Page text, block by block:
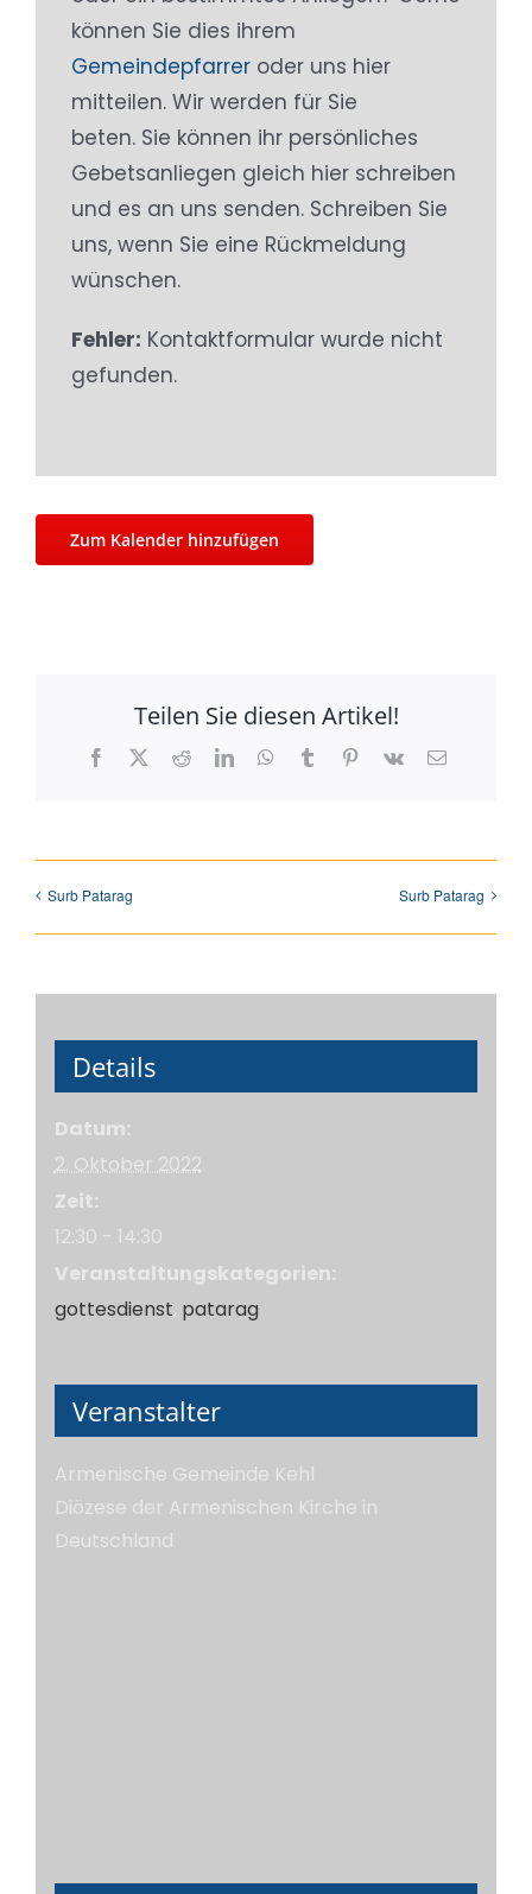
können Sie dies ihrem
Gemeindepfarrer oder uns hier
mitteilen. Wir werden für Sie
beten. Sie können ihr persönliches
Gebetsanliegen gleich hier schreiben
und es an uns senden. Schreiben Sie
uns, wenn Sie eine Rückmeldung
wünschen.
Fehler: Kontaktformular wurde nicht
gefunden.
Zum Kalender hinzufügen
Teilen Sie diesen Artikel!
Facebook
X RedditLinkedInWhatsApp
TumblrPinterest
Vk
E-
Surb Patarag Surb Patarag
Details
Datum:
2. Oktober 2022
Zeit:
12:30 - 14:30
Veranstaltungskategorien:
gottesdienst, patarag
Veranstalter
Armenische Gemeinde Kehl
Diözese der Armenischen Kirche in
Deutschland